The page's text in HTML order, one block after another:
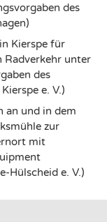
des
Kierspe für
Radverkehr unter
des
e. V.)
an und in dem
zur
mit
Hülscheid e. V.)